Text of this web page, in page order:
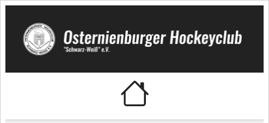
Skip
content
🏑 Osternienburger
Hockeyclub